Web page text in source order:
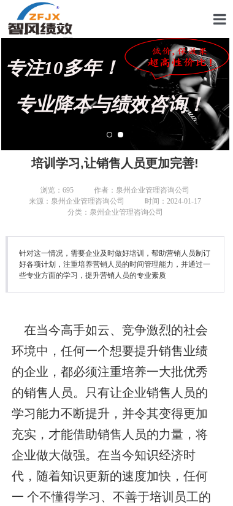
专注10多年！
专业降本与绩效咨询！
首页
关于我
管理咨
KPI绩
薪酬设
文化绩
培训学习,让销售人员更加完善!
浏览： 695
作者：泉州企业管理咨询公司
来源：泉州企业管理咨询公司
时间：2024-01-17
分类：泉州企业管理咨询公司
针对这一情况，需要企业及时做好培训，帮助营销人员制订
好各项计划，注重培养营销人员的时间管理能力，并通过一
些专业方面的学习，提升营销人员的专业素质
在当今高手如云、竞争激烈的社会
环境中，任何一个想要提升销售业绩
的企业，都必须注重培养一大批优秀
的销售人员。只有让企业销售人员的
学习能力不断提升，并令其变得更加
充实，才能借助销售人员的力量，将
企业做大做强。在当今知识经济时
代，随着知识更新的速度加快，任何
一 个不懂得学习、不善于培训员工的